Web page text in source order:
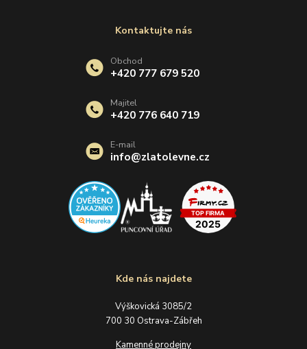
Kde nás najdete
Výškovická 3085/2
700 30 Ostrava-Zábřeh
Kamenné prodejny
Kontaktujte nás
Obchod
+420 777 679 520
Majitel
+420 776 640 719
E-mail
info@zlatolevne.cz